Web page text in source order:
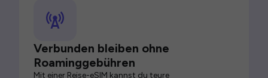
Verbunden bleiben ohne
Roaminggebühren
Mit einer Reise-eSIM kannst du teure